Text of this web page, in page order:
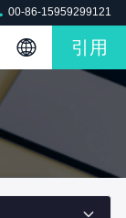
00-86-15959299121
引用